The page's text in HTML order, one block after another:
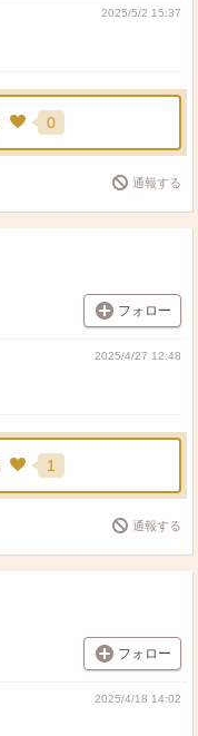
2025/5/2 15:37
0
通報する
フォロー
2025/4/27 12:48
1
通報する
フォロー
2025/4/18 14:02